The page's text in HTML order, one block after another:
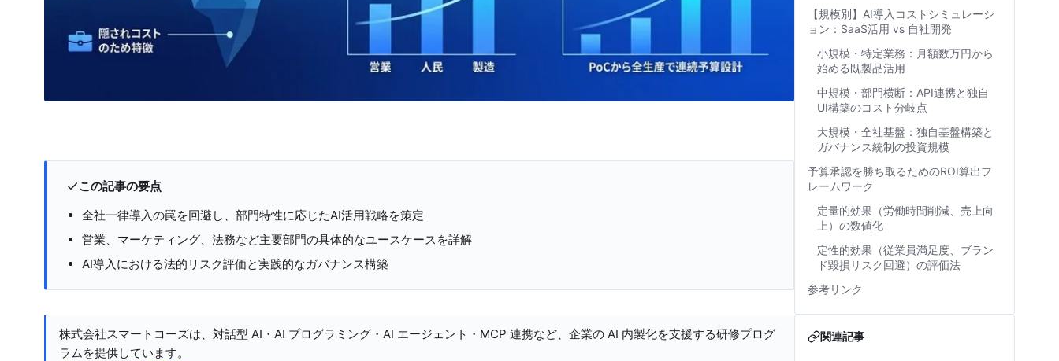
この記事の要点
全社一律導入の罠を回避し、部門特性に応じたAI活用戦略を策定
営業、マーケティング、法務など主要部門の具体的なユースケースを詳解
AI導入における法的リスク評価と実践的なガバナンス構築
株式会社スマートコーズは、対話型 AI・AI プログラミング・AI エージェント・MCP 連携など、企業の AI 内製化を支援する研修プログ
ラムを提供しています。
【規模別】AI導入コストシミュレーシ
ョン：SaaS活用 vs 自社開発
小規模・特定業務：月額数万円から
始める既製品活用
中規模・部門横断：API連携と独自
UI構築のコスト分岐点
大規模・全社基盤：独自基盤構築と
ガバナンス統制の投資規模
予算承認を勝ち取るためのROI算出フ
レームワーク
定量的効果（労働時間削減、売上向
上）の数値化
定性的効果（従業員満足度、ブラン
ド毀損リスク回避）の評価法
参考リンク
関連記事